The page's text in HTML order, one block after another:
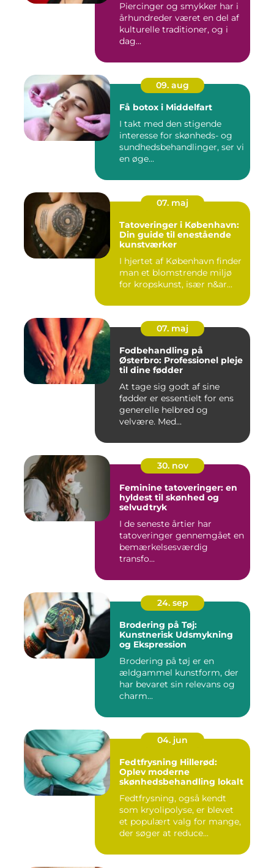
Piercinger og smykker har i
århundreder været en del af
kulturelle traditioner, og i
dag...
09. aug
Få botox i Middelfart
I takt med den stigende
interesse for skønheds- og
sundhedsbehandlinger, ser vi
en øge...
07. maj
Tatoveringer i København:
Din guide til enestående
kunstværker
I hjertet af København finder
man et blomstrende miljø
for kropskunst, især n&ar...
07. maj
Fodbehandling på
Østerbro: Professionel pleje
til dine fødder
At tage sig godt af sine
fødder er essentielt for ens
generelle helbred og
velvære. Med...
30. nov
Feminine tatoveringer: en
hyldest til skønhed og
selvudtryk
I de seneste årtier har
tatoveringer gennemgået en
bemærkelsesværdig
transfo...
24. sep
Brodering på Tøj:
Kunstnerisk Udsmykning
og Ekspression
Brodering på tøj er en
ældgammel kunstform, der
har bevaret sin relevans og
charm...
04. jun
Fedtfrysning Hillerød:
Oplev moderne
skønhedsbehandling lokalt
Fedtfrysning, også kendt
som kryolipolyse, er blevet
et populært valg for mange,
der søger at reduce...